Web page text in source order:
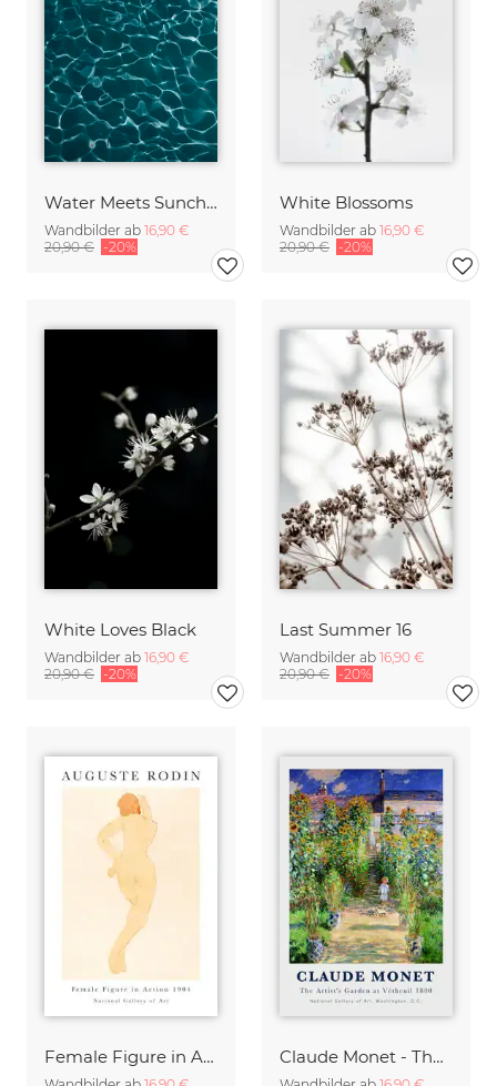
Water Meets Sunchine
Wandbilder ab 16,90 €
20,90 € -20%
White Blossoms
Wandbilder ab 16,90 €
20,90 € -20%
White Loves Black
Wandbilder ab 16,90 €
20,90 € -20%
Last Summer 16
Wandbilder ab 16,90 €
20,90 € -20%
Female Figure in Action von Auguste Rodin Claude Monet - The Artist's Garden at Vetheuil